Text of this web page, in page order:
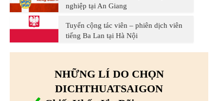
nghiệp tại An Giang
Tuyển cộng tác viên – phiên dịch viên
tiếng Ba Lan tại Hà Nội
NHỮNG LÍ DO CHỌN
DICHTHUATSAIGON